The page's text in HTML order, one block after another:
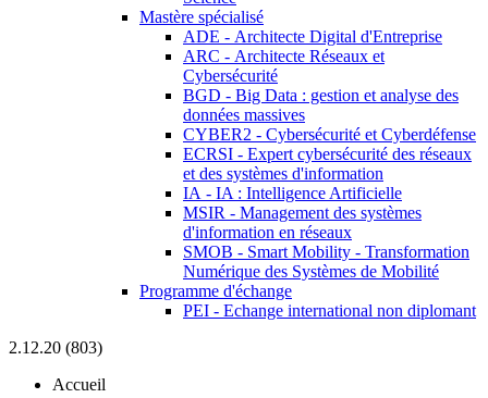
Mastère spécialisé
ADE - Architecte Digital d'Entreprise
ARC - Architecte Réseaux et
Cybersécurité
BGD - Big Data : gestion et analyse des
données massives
CYBER2 - Cybersécurité et Cyberdéfense
ECRSI - Expert cybersécurité des réseaux
et des systèmes d'information
IA - IA : Intelligence Artificielle
MSIR - Management des systèmes
d'information en réseaux
SMOB - Smart Mobility - Transformation
Numérique des Systèmes de Mobilité
Programme d'échange
PEI - Echange international non diplomant
2.12.20 (803)
Accueil